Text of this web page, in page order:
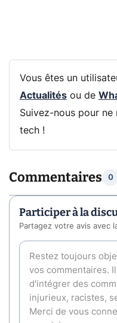
Vous êtes un
Actualitésou de
Suivez-nous pour
tech !
Commentaires 0
Participer à la
Partagez votre avis avec